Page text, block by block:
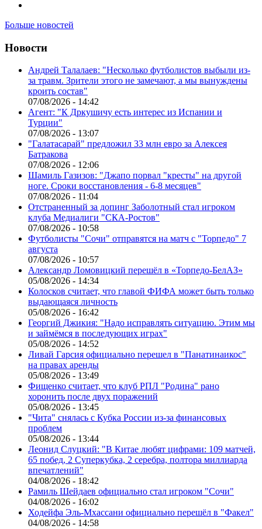
Больше новостей
Новости
Андрей Талалаев: "Несколько футболистов выбыли из-
за травм. Зрители этого не замечают, а мы вынуждены
кроить состав"
07/08/2026 - 14:42
Агент: "К Дркушичу есть интерес из Испании и
Турции"
07/08/2026 - 13:07
"Галатасарай" предложил 33 млн евро за Алексея
Батракова
07/08/2026 - 12:06
Шамиль Газизов: "Джапо порвал "кресты" на другой
ноге. Сроки восстановления - 6-8 месяцев"
07/08/2026 - 11:04
Отстраненный за допинг Заболотный стал игроком
клуба Медиалиги "СКА-Ростов"
07/08/2026 - 10:58
Футболисты "Сочи" отправятся на матч с "Торпедо" 7
августа
07/08/2026 - 10:57
Александр Ломовицкий перешёл в «Торпедо-БелАЗ»
05/08/2026 - 14:34
Колосков считает, что главой ФИФА может быть только
выдающаяся личность
05/08/2026 - 16:42
Георгий Джикия: "Надо исправлять ситуацию. Этим мы
и займёмся в последующих играх"
05/08/2026 - 14:52
Ливай Гарсия официально перешел в "Панатинаикос"
на правах аренды
05/08/2026 - 13:49
Фищенко считает, что клуб РПЛ "Родина" рано
хоронить после двух поражений
05/08/2026 - 13:45
"Чита" снялась с Кубка России из-за финансовых
проблем
05/08/2026 - 13:44
Леонид Слуцкий: "В Китае любят цифрами: 109 матчей,
65 побед, 2 Суперкубка, 2 серебра, полтора миллиарда
впечатлений"
04/08/2026 - 18:42
Рамиль Шейдаев официально стал игроком "Сочи"
04/08/2026 - 16:02
Ходейфа Эль-Мхассани официально перешёл в "Факел"
04/08/2026 - 14:58